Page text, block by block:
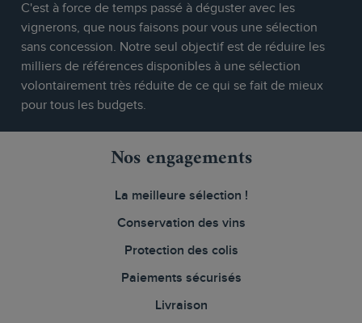
C'est à force de temps passé à déguster avec les
vignerons, que nous faisons pour vous une sélection
sans concession. Notre seul objectif est de réduire les
milliers de références disponibles à une sélection
volontairement très réduite de ce qui se fait de mieux
pour tous les budgets.
Nos engagements
La meilleure sélection !
Conservation des vins
Protection des colis
Paiements sécurisés
Livraison